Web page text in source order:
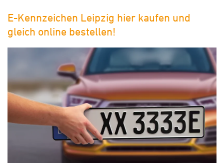
E-Kennzeichen Leipzig hier kaufen und
gleich online bestellen!